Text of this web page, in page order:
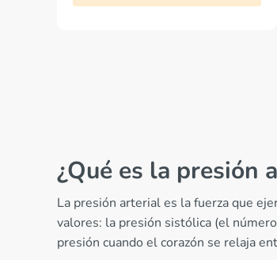
¿Qué es la
La presión arterial es la fuerza que
valores: la presión sistólica (el
presión cuando el corazón se relaja